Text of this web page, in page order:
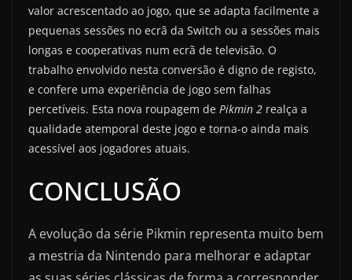
valor acrescentado ao jogo, que se adapta facilmente a
pequenas sessões no ecrã da Switch ou a sessões mais
longas e cooperativas num ecrã de televisão. O
trabalho envolvido nesta conversão é digno de registo,
e confere uma experiência de jogo sem falhas
percetíveis. Esta nova roupagem de Pikmin 2 realça a
qualidade atemporal deste jogo e torna-o ainda mais
acessível aos jogadores atuais.
CONCLUSÃO
A evolução da série Pikmin representa muito bem
a mestria da Nintendo para melhorar e adaptar